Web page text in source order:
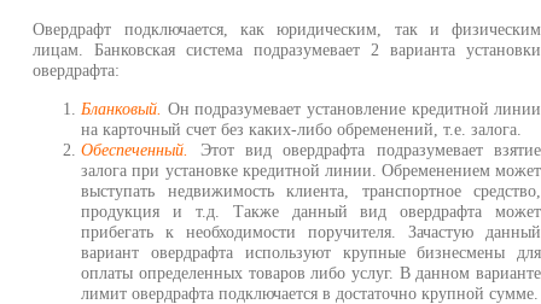
Овердрафт подключается, как юридическим, так и физическим
лицам. Банковская система подразумевает 2 варианта установки
овердрафта:
Бланковый. Он подразумевает установление кредитной линии
на карточный счет без каких-либо обременений, т.е. залога.
Обеспеченный.
Этот вид овердрафта подразумевает взятие
залога при установке кредитной линии. Обременением может
выступать недвижимость клиента, транспортное средство,
продукция и т.д. Также данный вид овердрафта может
прибегать к необходимости поручителя. Зачастую данный
вариант овердрафта используют крупные бизнесмены для
оплаты определенных товаров либо услуг. В данном варианте
лимит овердрафта подключается в достаточно крупной сумме.